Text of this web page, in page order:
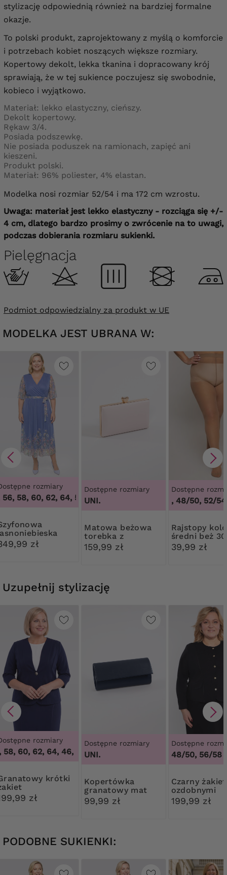
stylizację odpowiednią również na bardziej formalne
okazje.
To polski produkt, zaprojektowany z myślą o komforcie
i potrzebach kobiet noszących większe rozmiary.
Kopertowy dekolt, lekka tkanina i dopracowany krój
sprawiają, że w tej sukience poczujesz się swobodnie,
kobieco i wyjątkowo.
Materiał: lekko elastyczny, cieńszy.
Dekolt kopertowy.
Rękaw 3/4.
Posiada podszewkę.
Nie posiada poduszek na ramionach, zapięć ani
kieszeni.
Produkt polski.
Materiał: 96% poliester, 4% elastan.
Modelka nosi rozmiar 52/54 i ma 172 cm wzrostu.
Uwaga: materiał jest lekko elastyczny - rozciąga się +/-
4 cm, dlatego bardzo prosimy o zwrócenie na to uwagi,
podczas dobierania rozmiaru sukienki.
Pielęgnacja
Podmiot odpowiedzialny za produkt w UE
MODELKA JEST UBRANA W:
rozmiary
58, 60, 62, 64,50, 54, 56, 58, 60, 62, 64
z
zł
Dostępne rozmiary
UNI.
Matowa beżowa
torebka z
ozdobnym
zapięciem
159,99 zł
Dostępne
44/46, 48/50, 52/
Rajstopy kolor
średni beż
Ribessa
39,99 zł
Uzupełnij stylizację
rozmiary
60, 62, 64,46, 48, 58, 60, 62, 64
zł
Dostępne rozmiary
UNI.
Kopertówka
granatowy mat
99,99 zł
Dostępne
48/50, 56/58
Czarny żakiet z
ozdobnymi
guzikami
199,99 zł
PODOBNE SUKIENKI: